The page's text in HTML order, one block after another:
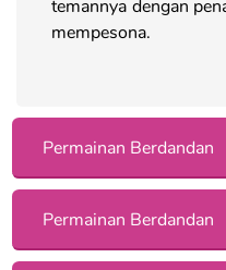
temannya dengan
mempesona.
Permainan Berdandan
Permainan Berdandan